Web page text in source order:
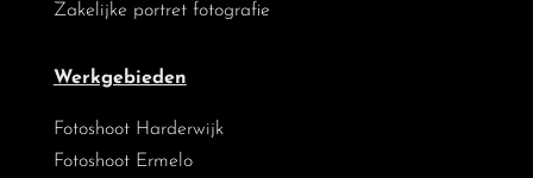
Zakelijke portret fotografie
Werkgebieden
Fotoshoot Harderwijk
Fotoshoot Ermelo